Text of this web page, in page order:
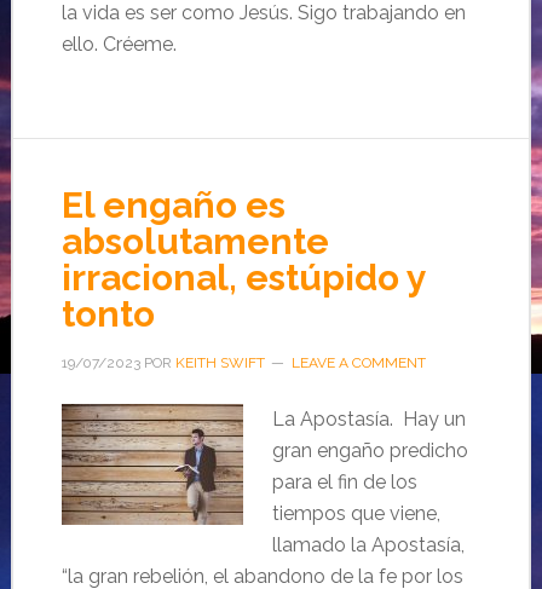
la vida es ser como Jesús. Sigo trabajando en
ello. Créeme.
El engaño es
absolutamente
irracional, estúpido y
tonto
19/07/2023POR KEITH SWIFT LEAVE A COMMENT
La Apostasía. Hay un
gran engaño predicho
para el fin de los
tiempos que viene,
llamado la Apostasía,
“la gran rebelión, el abandono de la fe por los